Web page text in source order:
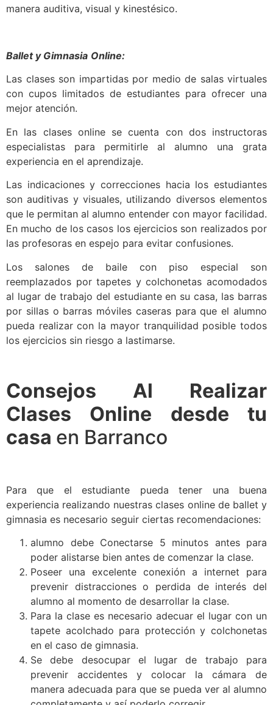
manera auditiva, visual y kinestésico.
Ballet y Gimnasia Online:
Las clases son impartidas por medio de salas virtuales
con cupos limitados de estudiantes para ofrecer una
mejor atención.
En las clases online se cuenta con dos instructoras
especialistas para permitirle al alumno una grata
experiencia en el aprendizaje.
Las indicaciones y correcciones hacia los estudiantes
son auditivas y visuales, utilizando diversos elementos
que le permitan al alumno entender con mayor facilidad.
En mucho de los casos los ejercicios son realizados por
las profesoras en espejo para evitar confusiones.
Los salones de baile con piso especial son
reemplazados por tapetes y colchonetas acomodados
al lugar de trabajo del estudiante en su casa, las barras
por sillas o barras móviles caseras para que el alumno
pueda realizar con la mayor tranquilidad posible todos
los ejercicios sin riesgo a lastimarse.
Consejos Al Realizar
Clases Online desde tu
casa en Barranco
Para que el estudiante pueda tener una buena
experiencia realizando nuestras clases online de ballet y
gimnasia es necesario seguir ciertas recomendaciones:
alumno debe Conectarse 5 minutos antes para
poder alistarse bien antes de comenzar la clase.
Poseer una excelente conexión a internet para
prevenir distracciones o perdida de interés del
alumno al momento de desarrollar la clase.
Para la clase es necesario adecuar el lugar con un
tapete acolchado para protección y colchonetas
en el caso de gimnasia.
Se debe desocupar el lugar de trabajo para
prevenir accidentes y colocar la cámara de
manera adecuada para que se pueda ver al alumno